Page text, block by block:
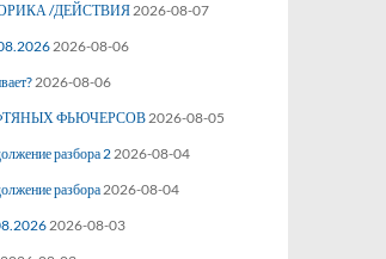
/ДЕЙСТВИЯ2026-08-07
2026-08-06
2026-08-06
ФЬЮЧЕРСОВ2026-08-05
разбора 22026-08-04
разбора2026-08-04
2026-08-03